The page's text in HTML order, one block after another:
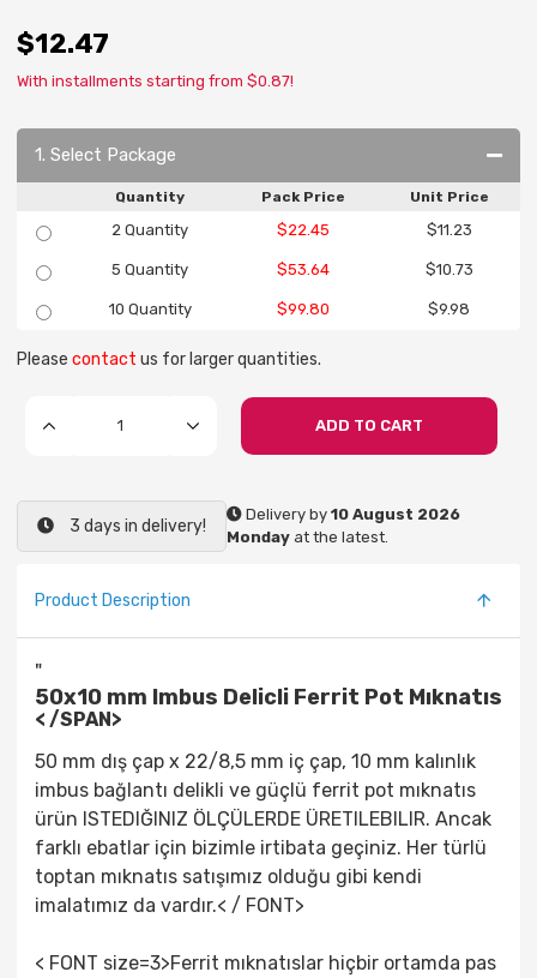
$12.47
With installments starting from $0.87!
1. Select Package
Quantity Pack Price Unit Price
2 Quantity $22.45 $11.23
5 Quantity $53.64 $10.73
10 Quantity $99.80 $9.98
Please contact us for larger quantities.
ADD TO CART
3 days in delivery!
Delivery by10 August 2026
Monday at the latest.
Product Description
"
50x10 mm Imbus Delicli Ferrit Pot Mıknatıs
< /SPAN>
50 mm dış çap x 22/8,5 mm iç çap, 10 mm kalınlık
imbus bağlantı delikli ve güçlü ferrit pot mıknatıs
ürün ISTEDIĞINIZ ÖLÇÜLERDE ÜRETILEBILIR. Ancak
farklı ebatlar için bizimle irtibata geçiniz. Her türlü
toptan mıknatıs satışımız olduğu gibi kendi
imalatımız da vardır.< / FONT>
< FONT size=3>Ferrit mıknatıslar hiçbir ortamda pas